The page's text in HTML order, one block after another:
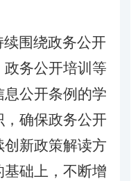
围绕政务公开
务公开培训等
公开条例的学
确保政务公开
新政策解读方
础上，不断增